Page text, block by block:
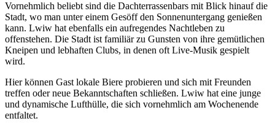
Vornehmlich beliebt sind die Dachterrassenbars mit Blick hinauf die
Stadt, wo man unter einem Gesöff den Sonnenuntergang genießen
kann. Lwiw hat ebenfalls ein aufregendes Nachtleben zu
offenstehen. Die Stadt ist familiär zu Gunsten von ihre gemütlichen
Kneipen und lebhaften Clubs, in denen oft Live-Musik gespielt
wird.
Hier können Gast lokale Biere probieren und sich mit Freunden
treffen oder neue Bekanntschaften schließen. Lwiw hat eine junge
und dynamische Lufthülle, die sich vornehmlich am Wochenende
entfaltet.